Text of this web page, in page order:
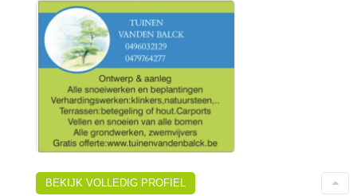
BEKIJK VOLLEDIG PROFIEL